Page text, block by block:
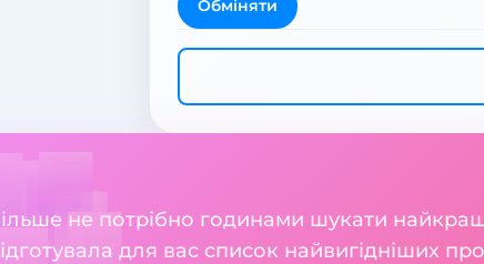
Обміняти
не потрібно годинами шукати
для вас список найвигідніших